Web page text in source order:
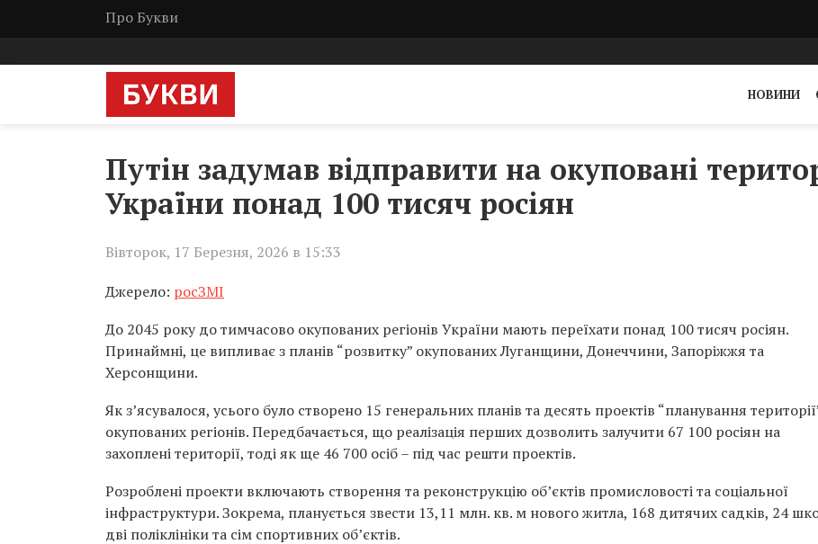
Про Букви
НОВИНИ
Путін задумав відправити на окуповані
України понад 100 тисяч росіян
Вівторок, 17 Березня, 2026 в 15:33
Джерело: росЗМІ
До 2045 року до тимчасово окупованих регіонів України мають переїхати понад 100 тисяч росіян.
Принаймні, це випливає з планів “розвитку” окупованих Луганщини, Донеччини, Запоріжжя та
Херсонщини.
Як з’ясувалося, усього було створено 15 генеральних планів та десять проектів “планування
окупованих регіонів. Передбачається, що реалізація перших дозволить залучити 67 100 росіян на
захоплені території, тоді як ще 46 700 осіб – під час решти проектів.
Розроблені проекти включають створення та реконструкцію об’єктів промисловості та соціальної
інфраструктури. Зокрема, планується звести 13,11 млн. кв. м нового житла, 168 дитячих садків, 24
дві поліклініки та сім спортивних об’єктів.